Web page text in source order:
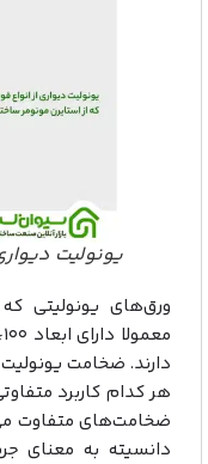
یونولیت دیواری
ورق‌های یونولیتی
هر کدام کاربرد
ضخامت‌های متفاوت
دانسیته به معنای